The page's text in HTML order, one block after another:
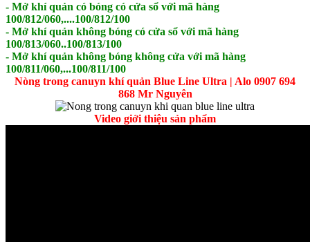
- Mở khí quản có bóng có cửa sổ với mã hàng
100/812/060,....100/812/100
- Mở khí quản không bóng có cửa sổ với mã hàng
100/813/060..100/813/100
- Mở khí quản không bóng không cửa với mã hàng
100/811/060,...100/811/100
Nòng trong canuyn khí quản Blue Line Ultra | Alo 0907 694
868 Mr Nguyên
Video giới thiệu sản phẩm